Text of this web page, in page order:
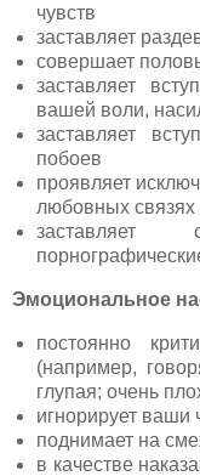
чувств
заставляет
cовершает
заставляет
вашей воли,
заставляет
побоев
проявляет
любовных связях
заставляет
Эмоциональное
постоянно
(например,
глупая; очень
игнорирует ваши
поднимает на
в качестве